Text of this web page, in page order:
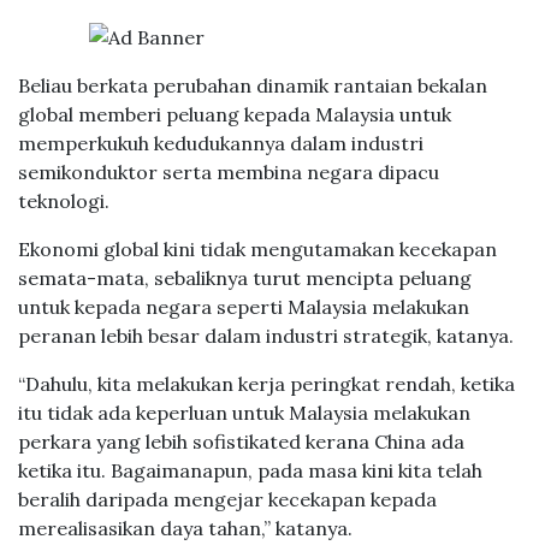
Beliau berkata perubahan dinamik rantaian bekalan
global memberi peluang kepada Malaysia untuk
memperkukuh kedudukannya dalam industri
semikonduktor serta membina negara dipacu
teknologi.
Ekonomi global kini tidak mengutamakan kecekapan
semata-mata, sebaliknya turut mencipta peluang
untuk kepada negara seperti Malaysia melakukan
peranan lebih besar dalam industri strategik, katanya.
“Dahulu, kita melakukan kerja peringkat rendah, ketika
itu tidak ada keperluan untuk Malaysia melakukan
perkara yang lebih sofistikated kerana China ada
ketika itu. Bagaimanapun, pada masa kini kita telah
beralih daripada mengejar kecekapan kepada
merealisasikan daya tahan,” katanya.